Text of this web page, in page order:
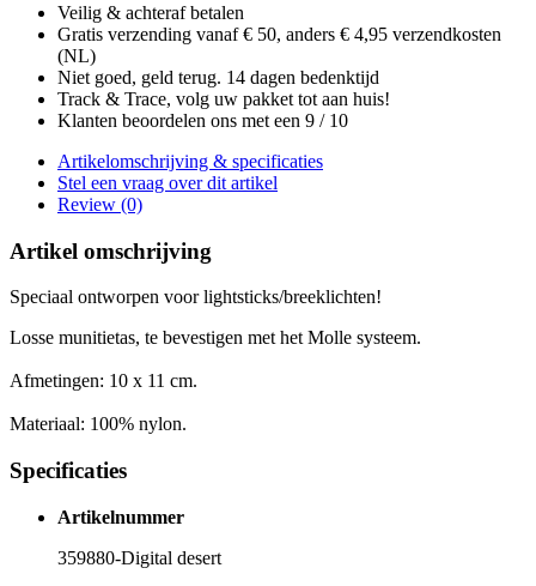
Veilig & achteraf betalen
Gratis verzending vanaf € 50, anders € 4,95 verzendkosten
(NL)
Niet goed, geld terug. 14 dagen bedenktijd
Track & Trace, volg uw pakket tot aan huis!
Klanten beoordelen ons met een 9 / 10
Artikelomschrijving & specificaties
Stel een vraag over dit artikel
Review (0)
Artikel omschrijving
Speciaal ontworpen voor lightsticks/breeklichten!
Losse munitietas, te bevestigen met het Molle systeem.
Afmetingen: 10 x 11 cm.
Materiaal: 100% nylon.
Specificaties
Artikelnummer
359880-Digital desert